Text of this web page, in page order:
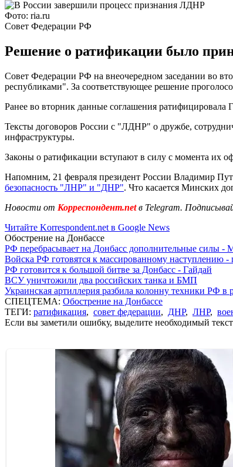
Фото: ria.ru
Совет Федерации РФ
Решение о ратификации было
Совет Федерации РФ на внеочередном заседании во
республиками". За соответствующее решение
Ранее во вторник данные соглашения ратифицировала
Тексты договоров России с "ЛДНР" о дружбе,
инфраструктуры.
Законы о ратификации вступают в силу с момента их
Напомним, 21 февраля президент России Владимир
безопасность "ЛНР" и "ДНР". Что касается Минских
Новости от Корреспондент.netв Telegram.
Читайте Korrespondent.net в Google News
Обострение на Донбассе
РФ перебрасывает на Донбасс дополнительные силы
Войска РФ готовятся к массированному наступлению
РФ готовится к большой битве за Донбасс - Гайдай
ВСУ уничтожили два российских танка и БМП
Украинская артиллерия разбила колонну техники РФ в
СПЕЦТЕМА: Обострение на Донбассе
ТЕГИ: ратификация, совет федерации, ДНР, ЛНР,
Если вы заметили ошибку, выделите необходимый